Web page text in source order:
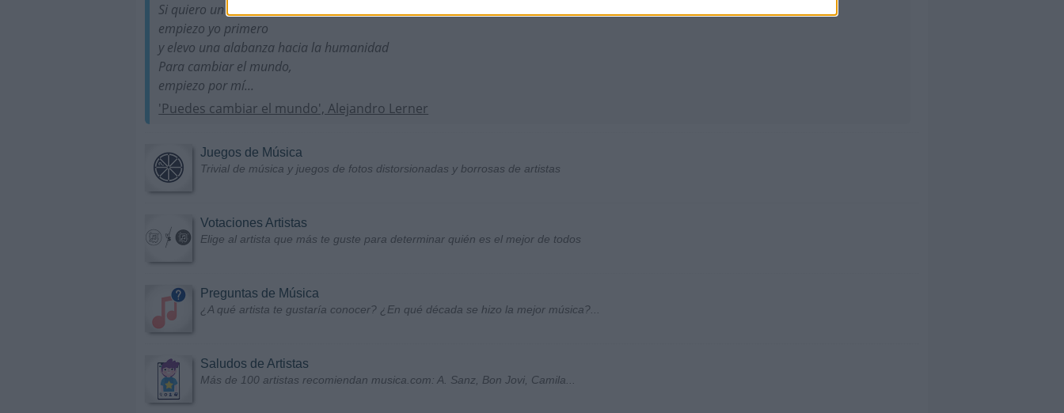
Si quiero un cielo nuevo,
empiezo yo primero
y elevo una alabanza hacia la humanidad
Para cambiar el mundo,
empiezo por mí...
'Puedes cambiar el mundo', Alejandro Lerner
Juegos de Música
Trivial de música y juegos de fotos distorsionadas y borrosas de artistas
Votaciones Artistas
Elige al artista que más te guste para determinar quién es el mejor de todos
Preguntas de Música
¿A qué artista te gustaría conocer? ¿En qué década se hizo la mejor música?...
Saludos de Artistas
Más de 100 artistas recomiendan musica.com: A. Sanz, Bon Jovi, Camila...